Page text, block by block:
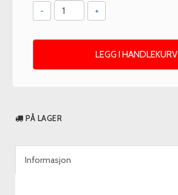
- +
LEGG I HANDLEKURV
PÅ LAGER
Informasjon